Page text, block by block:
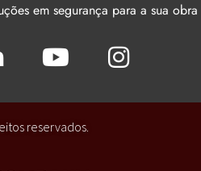
em segurança para a sua obra
reservados.